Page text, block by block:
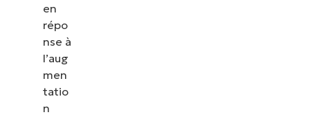
en
répo
nse à
l’aug
men
tatio
n